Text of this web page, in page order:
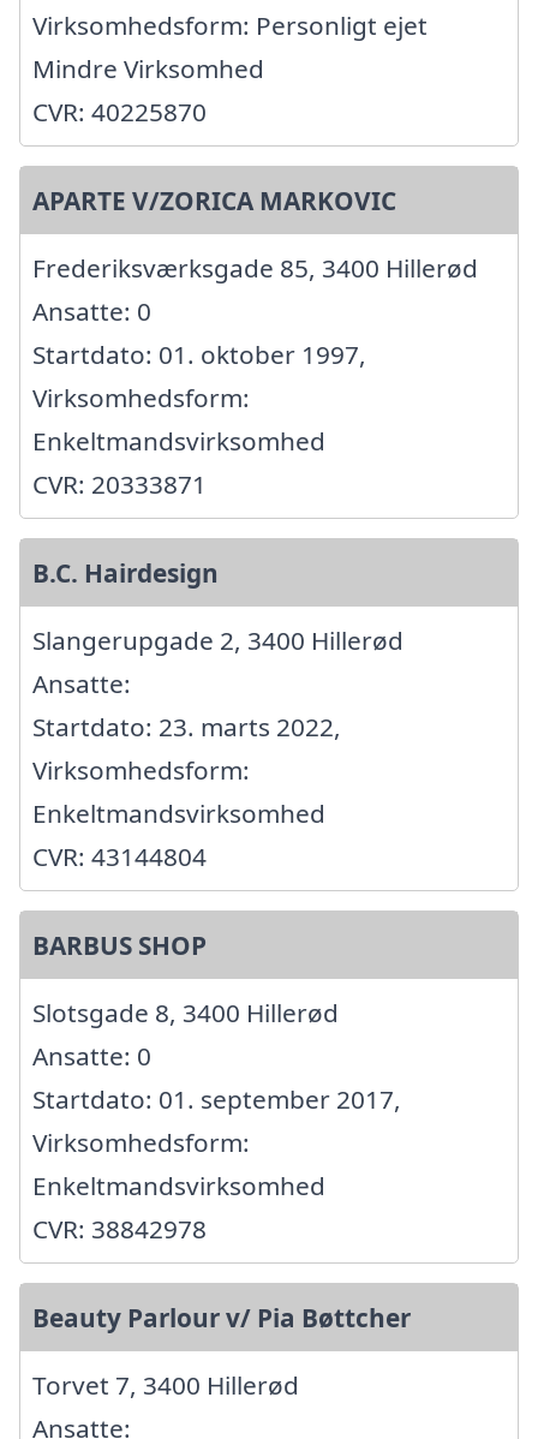
Virksomhedsform: Personligt ejet
Mindre Virksomhed
CVR: 40225870
APARTE V/ZORICA MARKOVIC
Frederiksværksgade 85, 3400 Hillerød
Ansatte: 0
Startdato: 01. oktober 1997,
Virksomhedsform:
Enkeltmandsvirksomhed
CVR: 20333871
B.C. Hairdesign
Slangerupgade 2, 3400 Hillerød
Ansatte:
Startdato: 23. marts 2022,
Virksomhedsform:
Enkeltmandsvirksomhed
CVR: 43144804
BARBUS SHOP
Slotsgade 8, 3400 Hillerød
Ansatte: 0
Startdato: 01. september 2017,
Virksomhedsform:
Enkeltmandsvirksomhed
CVR: 38842978
Beauty Parlour v/ Pia Bøttcher
Torvet 7, 3400 Hillerød
Ansatte: